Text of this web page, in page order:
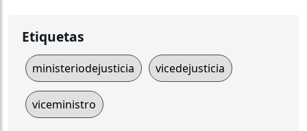
Etiquetas
ministeriodejusticia vicedejusticia
viceministro